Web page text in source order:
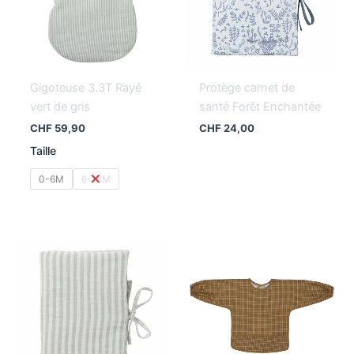
Gigoteuse 3.3T Rayé
vert de gris
CHF59,90
Taille
0-6M 6-18M
Protège carnet de
santé Forêt Enchantée
CHF24,00